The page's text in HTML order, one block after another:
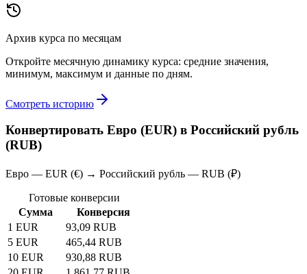
Архив курса по месяцам
Откройте месячную динамику курса: средние значения,
минимум, максимум и данные по дням.
Смотреть историю
Конвертировать Евро (EUR) в Российский рубль
(RUB)
Евро — EUR (€) → Российский рубль — RUB (₽)
Готовые конверсии
Сумма
Конверсия
1 EUR
93,09 RUB
5 EUR
465,44 RUB
10 EUR
930,88 RUB